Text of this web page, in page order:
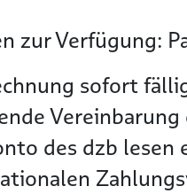
zur Verfügung:
sofort
des dzb